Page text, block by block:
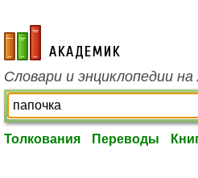
academic.ru
Словари и энциклопедии
Толкования Переводы